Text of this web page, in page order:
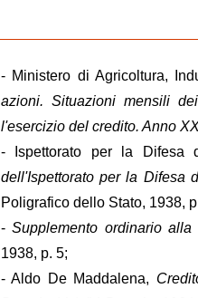
- Ministero di Agricoltura,
azioni. Situazioni mensili
l'esercizio del credito. Anno
- Ispettorato per la Difesa
dell'Ispettorato per la Difesa
Poligrafico dello Stato, 1938,
-Supplemento ordinario
1938, p. 5;
- Aldo De Maddalena,